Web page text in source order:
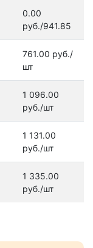
0.00
руб./941.85
761.00 руб./
шт
1 096.00
руб./шт
1 131.00
руб./шт
1 335.00
руб./шт